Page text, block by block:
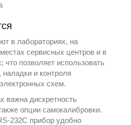
в лабораториях, на
сервисных центров и в
что позволяет использовать
наладки и контроля
схем.
важна дискретность
опции самокалибровки.
232C прибор удобно